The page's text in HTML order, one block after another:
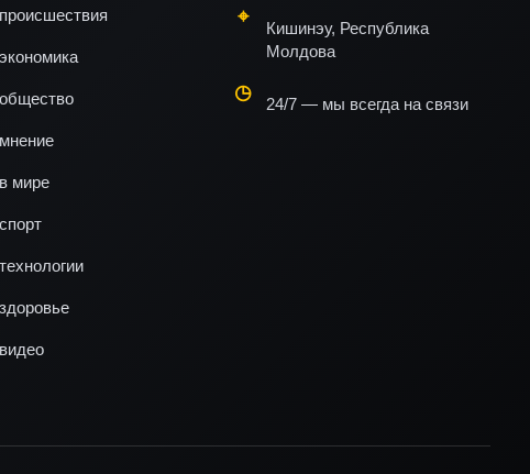
происшествия
экономика
общество
мнение
в мире
спорт
технологии
здоровье
видео
Кишинэу, Республика
Молдова
24/7 — мы всегда на связи